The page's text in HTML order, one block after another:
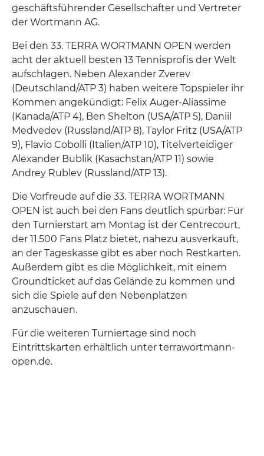
geschäftsführender Gesellschafter und Vertreter
der Wortmann AG.
Bei den 33. TERRA WORTMANN OPEN werden
acht der aktuell besten 13 Tennisprofis der Welt
aufschlagen. Neben Alexander Zverev
(Deutschland/ATP 3) haben weitere Topspieler ihr
Kommen angekündigt: Felix Auger-Aliassime
(Kanada/ATP 4), Ben Shelton (USA/ATP 5), Daniil
Medvedev (Russland/ATP 8), Taylor Fritz (USA/ATP
9), Flavio Cobolli (Italien/ATP 10), Titelverteidiger
Alexander Bublik (Kasachstan/ATP 11) sowie
Andrey Rublev (Russland/ATP 13).
Die Vorfreude auf die 33. TERRA WORTMANN
OPEN ist auch bei den Fans deutlich spürbar: Für
den Turnierstart am Montag ist der Centrecourt,
der 11.500 Fans Platz bietet, nahezu ausverkauft,
an der Tageskasse gibt es aber noch Restkarten.
Außerdem gibt es die Möglichkeit, mit einem
Groundticket auf das Gelände zu kommen und
sich die Spiele auf den Nebenplätzen
anzuschauen.
Für die weiteren Turniertage sind noch
Eintrittskarten erhältlich unter terrawortmann-
open.de.